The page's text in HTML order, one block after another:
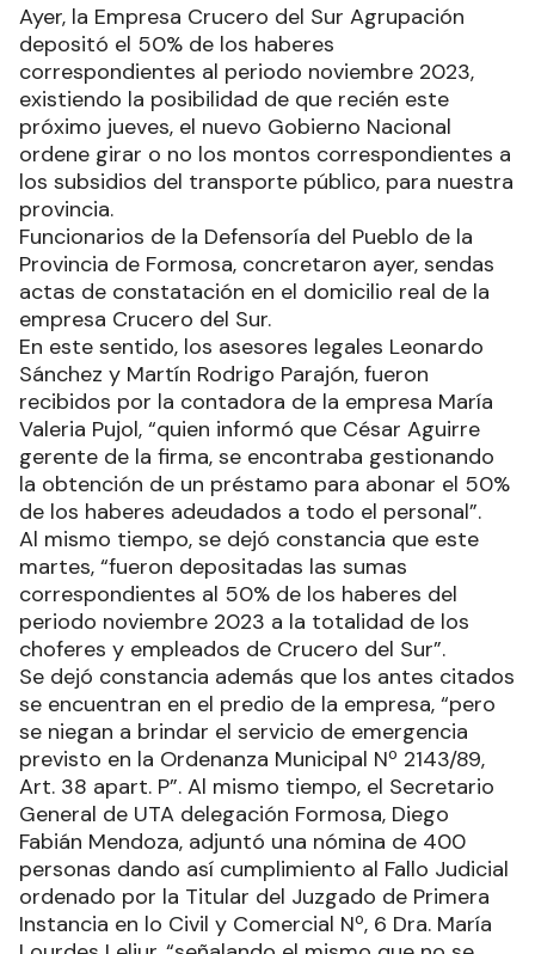
Ayer, la Empresa Crucero del Sur Agrupación
depositó el 50% de los haberes
correspondientes al periodo noviembre 2023,
existiendo la posibilidad de que recién este
próximo jueves, el nuevo Gobierno Nacional
ordene girar o no los montos correspondientes a
los subsidios del transporte público, para nuestra
provincia.
Funcionarios de la Defensoría del Pueblo de la
Provincia de Formosa, concretaron ayer, sendas
actas de constatación en el domicilio real de la
empresa Crucero del Sur.
En este sentido, los asesores legales Leonardo
Sánchez y Martín Rodrigo Parajón, fueron
recibidos por la contadora de la empresa María
Valeria Pujol, “quien informó que César Aguirre
gerente de la firma, se encontraba gestionando
la obtención de un préstamo para abonar el 50%
de los haberes adeudados a todo el personal”.
Al mismo tiempo, se dejó constancia que este
martes, “fueron depositadas las sumas
correspondientes al 50% de los haberes del
periodo noviembre 2023 a la totalidad de los
choferes y empleados de Crucero del Sur”.
Se dejó constancia además que los antes citados
se encuentran en el predio de la empresa, “pero
se niegan a brindar el servicio de emergencia
previsto en la Ordenanza Municipal Nº 2143/89,
Art. 38 apart. P”. Al mismo tiempo, el Secretario
General de UTA delegación Formosa, Diego
Fabián Mendoza, adjuntó una nómina de 400
personas dando así cumplimiento al Fallo Judicial
ordenado por la Titular del Juzgado de Primera
Instancia en lo Civil y Comercial Nº, 6 Dra. María